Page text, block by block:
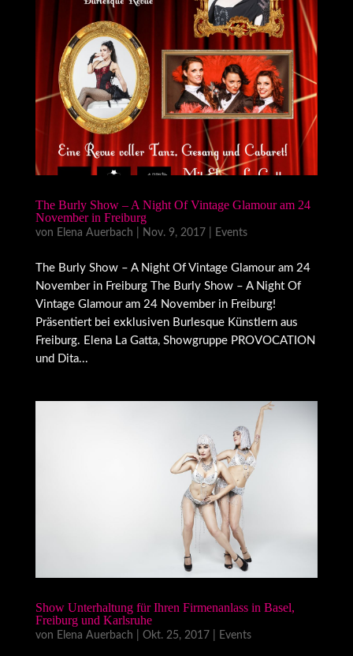
The Burly Show – A Night Of Vintage Glamour am 24
November in Freiburg
von Elena Auerbach Nov. 9, 2017| Events
The Burly Show – A Night Of Vintage Glamour am 24
November in Freiburg The Burly Show – A Night Of
Vintage Glamour am 24 November in Freiburg!
Präsentiert bei exklusiven Burlesque Künstlern aus
Freiburg. Elena La Gatta, Showgruppe PROVOCATION
und Dita...
Show Unterhaltung für Ihren Firmenanlass in Basel,
Freiburg und Karlsruhe
von Elena Auerbach Okt. 25, 2017| Events